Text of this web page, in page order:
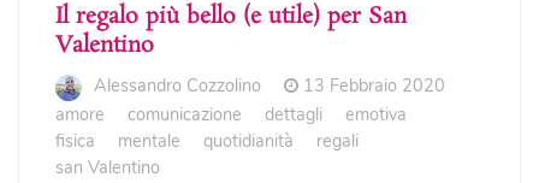
Il regalo più bello (e utile) per San
Valentino
Alessandro Cozzolino
13 Febbraio 2020
amore
comunicazione dettagli
emotiva
fisica
mentale quotidianità
regali
san Valentino